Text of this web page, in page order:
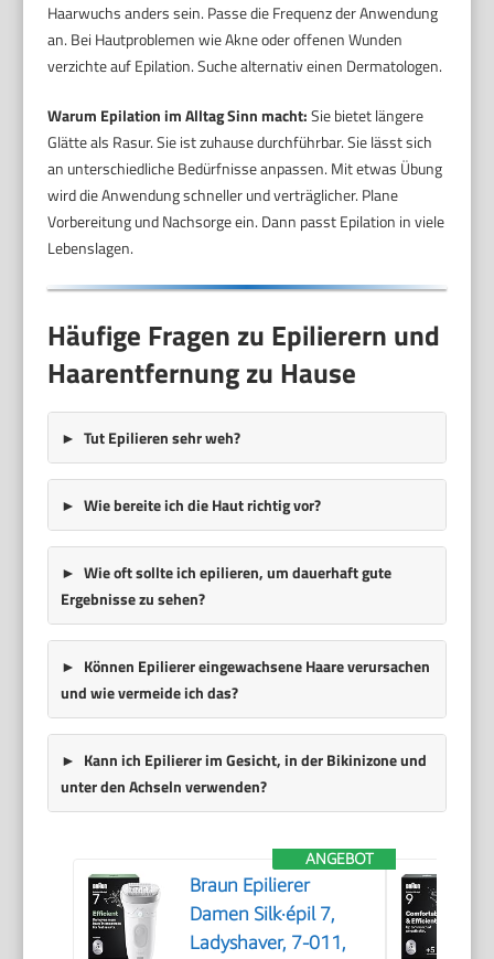
Haarwuchs anders sein. Passe die Frequenz der Anwendung
an. Bei Hautproblemen wie Akne oder offenen Wunden
verzichte auf Epilation. Suche alternativ einen Dermatologen.
Warum Epilation im Alltag Sinn macht:Sie bietet längere
Glätte als Rasur. Sie ist zuhause durchführbar. Sie lässt sich
an unterschiedliche Bedürfnisse anpassen. Mit etwas Übung
wird die Anwendung schneller und verträglicher. Plane
Vorbereitung und Nachsorge ein. Dann passt Epilation in viele
Lebenslagen.
Häufige Fragen zu Epilierern und
Haarentfernung zu Hause
Tut Epilieren sehr weh?
Wie bereite ich die Haut richtig vor?
Wie oft sollte ich epilieren, um dauerhaft gute
Ergebnisse zu sehen?
Können Epilierer eingewachsene Haare verursachen
und wie vermeide ich das?
Kann ich Epilierer im Gesicht, in der Bikinizone und
unter den Achseln verwenden?
ANGEBOT
Braun Epilierer
Damen Silk·épil 7,
Ladyshaver, 7-011,